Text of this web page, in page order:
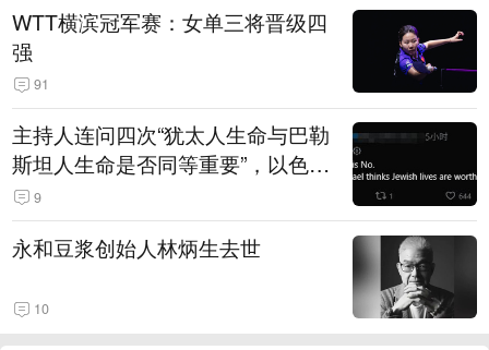
WTT横滨冠军赛：女单三将晋级四
强
91
主持人连问四次“犹太人生命与巴勒
斯坦人生命是否同等重要”，以色列
极右翼定居运动领导人装傻回避
9
永和豆浆创始人林炳生去世
10